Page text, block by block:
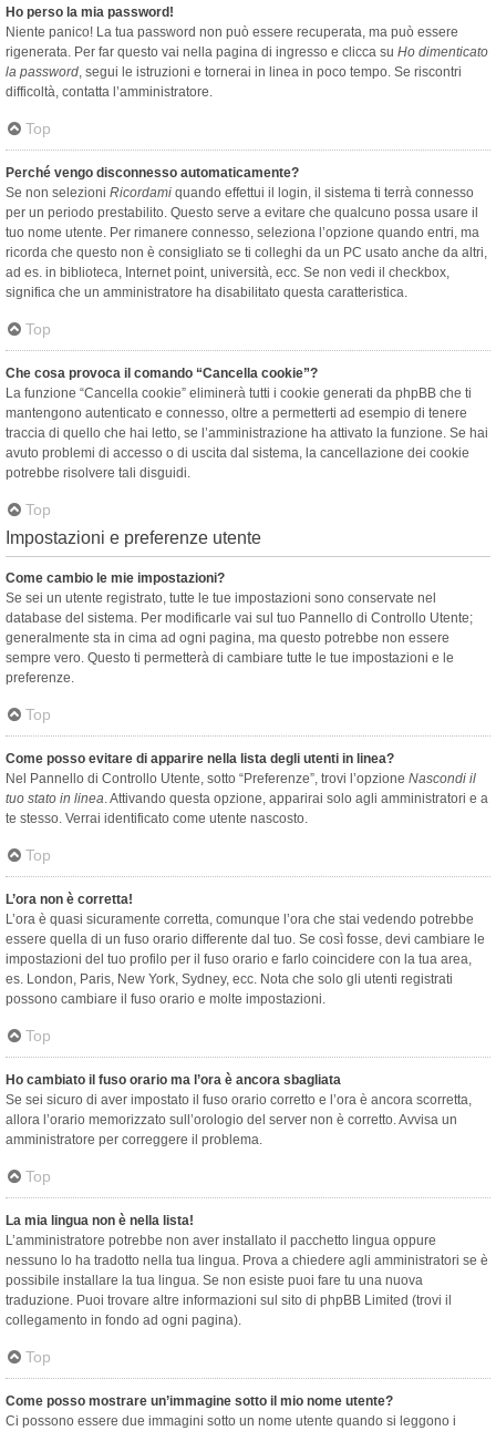
Ho perso la mia password!
Niente panico! La tua password non può essere recuperata, ma può essere
rigenerata. Per far questo vai nella pagina di ingresso e clicca su Ho dimenticato
la password, segui le istruzioni e tornerai in linea in poco tempo. Se riscontri
difficoltà, contatta l’amministratore.
Top
Perché vengo disconnesso automaticamente?
Se non selezioni Ricordami quando effettui il login, il sistema ti terrà connesso
per un periodo prestabilito. Questo serve a evitare che qualcuno possa usare il
tuo nome utente. Per rimanere connesso, seleziona l’opzione quando entri, ma
ricorda che questo non è consigliato se ti colleghi da un PC usato anche da altri,
ad es. in biblioteca, Internet point, università, ecc. Se non vedi il checkbox,
significa che un amministratore ha disabilitato questa caratteristica.
Top
Che cosa provoca il comando “Cancella cookie”?
La funzione “Cancella cookie” eliminerà tutti i cookie generati da phpBB che ti
mantengono autenticato e connesso, oltre a permetterti ad esempio di tenere
traccia di quello che hai letto, se l’amministrazione ha attivato la funzione. Se hai
avuto problemi di accesso o di uscita dal sistema, la cancellazione dei cookie
potrebbe risolvere tali disguidi.
Top
Impostazioni e preferenze utente
Come cambio le mie impostazioni?
Se sei un utente registrato, tutte le tue impostazioni sono conservate nel
database del sistema. Per modificarle vai sul tuo Pannello di Controllo Utente;
generalmente sta in cima ad ogni pagina, ma questo potrebbe non essere
sempre vero. Questo ti permetterà di cambiare tutte le tue impostazioni e le
preferenze.
Top
Come posso evitare di apparire nella lista degli utenti in linea?
Nel Pannello di Controllo Utente, sotto “Preferenze”, trovi l’opzione Nascondi il
tuo stato in linea. Attivando questa opzione, apparirai solo agli amministratori e a
te stesso. Verrai identificato come utente nascosto.
Top
L’ora non è corretta!
L’ora è quasi sicuramente corretta, comunque l’ora che stai vedendo potrebbe
essere quella di un fuso orario differente dal tuo. Se così fosse, devi cambiare le
impostazioni del tuo profilo per il fuso orario e farlo coincidere con la tua area,
es. London, Paris, New York, Sydney, ecc. Nota che solo gli utenti registrati
possono cambiare il fuso orario e molte impostazioni.
Top
Ho cambiato il fuso orario ma l’ora è ancora sbagliata
Se sei sicuro di aver impostato il fuso orario corretto e l’ora è ancora scorretta,
allora l’orario memorizzato sull’orologio del server non è corretto. Avvisa un
amministratore per correggere il problema.
Top
La mia lingua non è nella lista!
L’amministratore potrebbe non aver installato il pacchetto lingua oppure
nessuno lo ha tradotto nella tua lingua. Prova a chiedere agli amministratori se è
possibile installare la tua lingua. Se non esiste puoi fare tu una nuova
traduzione. Puoi trovare altre informazioni sul sito di phpBB Limited (trovi il
collegamento in fondo ad ogni pagina).
Top
Come posso mostrare un’immagine sotto il mio nome utente?
Ci possono essere due immagini sotto un nome utente quando si leggono i